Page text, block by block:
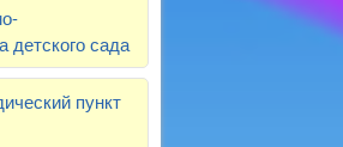
детского сада
пункт